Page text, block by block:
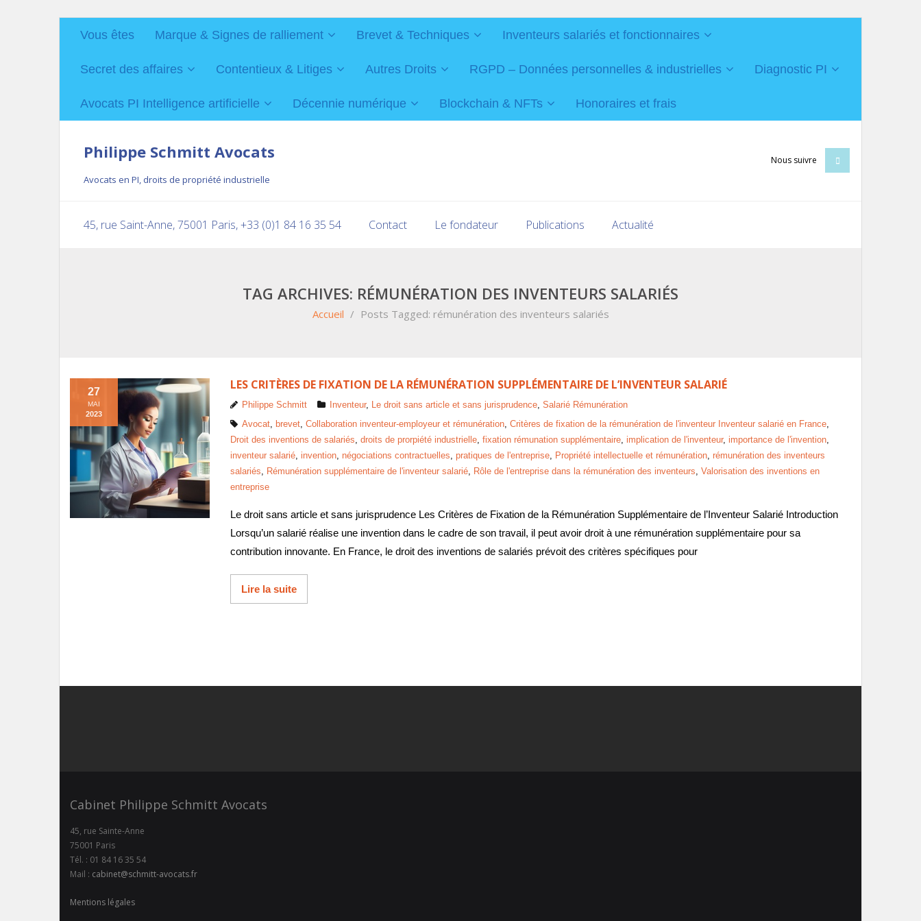
Vous êtes Marque & Signes de ralliement Brevet & Techniques Inventeurs salariés et fonctionnaires
Secret des affaires Contentieux & Litiges Autres Droits RGPD – Données personnelles & industrielles Diagnostic PI
Avocats PI Intelligence artificielle Décennie numérique Blockchain & NFTs Honoraires et frais
Philippe Schmitt Avocats
Avocats en PI, droits de propriété industrielle
Nous suivre
45, rue Saint-Anne, 75001 Paris, +33 (0)1 84 16 35 54 Contact Le fondateur Publications Actualité
TAG ARCHIVES: RÉMUNÉRATION DES INVENTEURS SALARIÉS
Accueil / Posts Tagged: rémunération des inventeurs salariés
LES CRITÈRES DE FIXATION DE LA RÉMUNÉRATION SUPPLÉMENTAIRE DE L’INVENTEUR SALARIÉ
27
MAI
2023
Philippe Schmitt Inventeur, Le droit sans article et sans jurisprudence, Salarié Rémunération
Avocat, brevet, Collaboration inventeur-employeur et rémunération, Critères de fixation de la rémunération de l'inventeur Inventeur salarié en France,
Droit des inventions de salariés, droits de prorpiété industrielle, fixation rémunation supplémentaire, implication de l'inventeur, importance de l'invention,
inventeur salarié, invention, négociations contractuelles, pratiques de l'entreprise, Propriété intellectuelle et rémunération, rémunération des inventeurs
salariés, Rémunération supplémentaire de l'inventeur salarié, Rôle de l'entreprise dans la rémunération des inventeurs, Valorisation des inventions en
entreprise
Le droit sans article et sans jurisprudence Les Critères de Fixation de la Rémunération Supplémentaire de l’Inventeur Salarié Introduction
Lorsqu’un salarié réalise une invention dans le cadre de son travail, il peut avoir droit à une rémunération supplémentaire pour sa
contribution innovante. En France, le droit des inventions de salariés prévoit des critères spécifiques pour
Lire la suite
Cabinet Philippe Schmitt Avocats
45, rue Sainte-Anne
75001 Paris
Tél. : 01 84 16 35 54
Mail : cabinet@schmitt-avocats.fr
Mentions légales